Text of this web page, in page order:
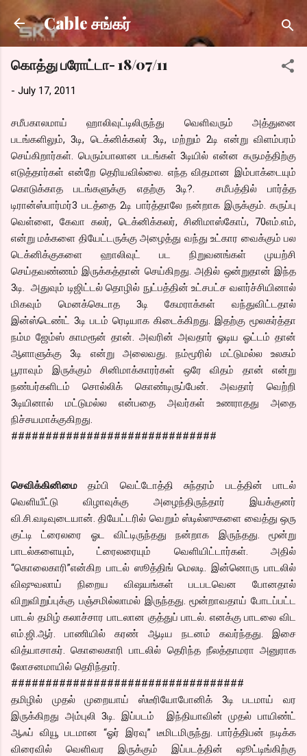
Skip to main content
Cable சங்கர்
கொத்து பரோட்டா- 18/07/11
- July 17, 2011
சமீபகாலமாய் ஹாலிவுட்டிலிருந்து வெளிவரும் அத்துனை
படங்களிலும், 3டி, டெக்னிக்கலர் 3டி, மற்றும் 2டி என்று விளம்பரம்
செய்கிறார்கள். பெரும்பாலான படங்கள் 3டியில் என்ன கருமத்திற்கு
எடுத்தார்கள் என்றே தெரியவில்லை. எந்த விதமான இம்பாக்டையும்
கொடுக்காத படங்களுக்கு எதற்கு 3டி?. சமீபத்தில் பார்த்த
டிரான்ஸ்பார்மர்3 படத்தை 2டி பார்த்தாலே நன்றாக இருக்கும். கருப்பு
வெள்ளை, கேவா கலர், டெக்னிக்கலர், சினிமாஸ்கோப், 70எம்.எம்,
என்று மக்களை தியேட்டருக்கு அழைத்து வந்து உட்கார வைக்கும் பல
டெக்னிக்குகளை ஹாலிவுட் பட நிறுவனங்கள் முயற்சி
செய்தவண்ணம் இருக்கத்தான் செய்கிறது. அதில் ஒன்றுதான் இந்த
3டி. அதுவும் டிஜிட்டல் தொழில் நுட்பத்தின் உட்சபட்ச வளர்ச்சியினால்
மிகவும் மெனக்கெடாத 3டி கேமராக்கள் வந்துவிட்டதால்
இன்ஸ்டெண்ட் 3டி படம் ரெடியாக கிடைக்கிறது. இதற்கு மூலகர்த்தா
நம்ம ஜேம்ஸ் காமரூன் தான். அவரின் அவதார் ஓடிய ஓட்டம் தான்
ஆளாளுக்கு 3டி என்று அலைவது. நம்மூரில் மட்டுமல்ல உலகம்
பூராவும் இருக்கும் சினிமாக்காரர்கள் ஒரே விதம் தான் என்று
நண்பர்களிடம் சொல்லிக் கொண்டிருப்பேன். அவதார் வெற்றி
3டியினால் மட்டுமல்ல என்பதை அவர்கள் உணராதது அதை
நிச்சயமாக்குகிறது.
##############################
செவிக்கினிமைதம்பி வெட்டோத்தி சுந்தரம் படத்தின் பாடல்
வெளியீட்டு விழாவுக்கு அழைந்திருந்தார் இயக்குனர்
வி.சி.வடிவுடையான். தியேட்டரில் வெறும் ஸ்டில்ஸுகளை வைத்து ஒரு
குட்டி ட்ரைலரை ஓட விட்டிருந்தது நன்றாக இருந்தது. மூன்று
பாடல்களையும், ட்ரைலரையும் வெளியிட்டார்கள். அதில்
“கொலைகாரி”என்கிற பாடல் ஸூத்திங் மெலடி. இன்னொரு பாடலில்
விஷுவலாய் நிறைய விஷயங்கள் படபடவென போனதால்
விறுவிறுப்புக்கு பஞ்சமில்லாமல் இருந்தது. மூன்றாவதாய் போடப்பட்ட
பாடல் தமிழ் கலாச்சார பாடலான குத்துப் பாடல். எனக்கு பாடலை விட
எம்.ஜி.ஆர். பாணியில் கரண் ஆடிய நடனம் கவர்ந்தது. இசை
வித்யாசாகர். கொலைகாரி பாடலில் தெரிந்த நீலத்தாமரா அனுராக
லோசனமாயில் தெரிந்தார்.
##################################
தமிழில் முதல் முறையாய் ஸ்டீரியோபோனிக் 3டி படமாய் வர
இருக்கிறது அம்புலி 3டி. இப்படம் இந்தியாவின் முதல் பாயிண்ட்
ஆஃப் வியூ படமான “ஓர் இரவு” டீமிடமிருந்து. பார்த்திபன் நடிக்க
விரைவில் வெளிவர இருக்கும் இப்படத்தின் ஷூட்டிங்கிற்கு